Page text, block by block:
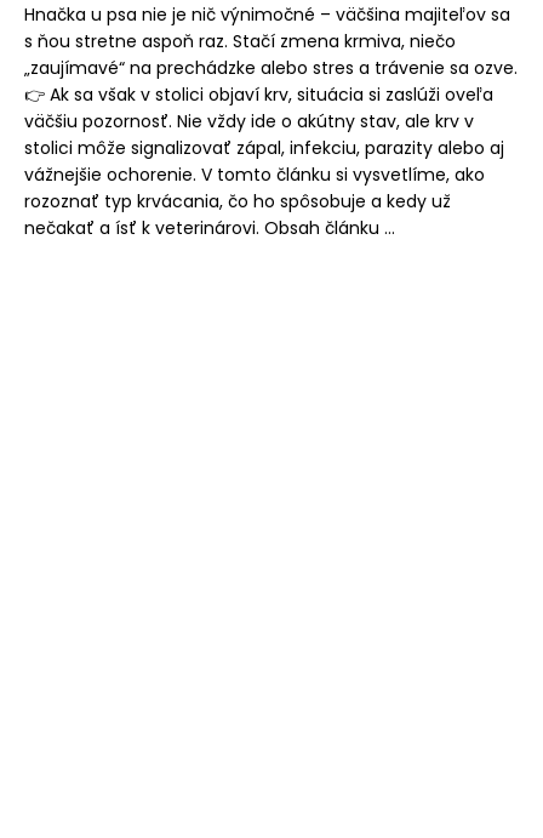
Hnačka u psa nie je nič výnimočné – väčšina majiteľov sa
s ňou stretne aspoň raz. Stačí zmena krmiva, niečo
„zaujímavé“ na prechádzke alebo stres a trávenie sa ozve.
👉 Ak sa však v stolici objaví krv, situácia si zaslúži oveľa
väčšiu pozornosť. Nie vždy ide o akútny stav, ale krv v
stolici môže signalizovať zápal, infekciu, parazity alebo aj
vážnejšie ochorenie. V tomto článku si vysvetlíme, ako
rozoznať typ krvácania, čo ho spôsobuje a kedy už
nečakať a ísť k veterinárovi. Obsah článku ...